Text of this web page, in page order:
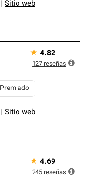
Sitio web
Sitio web
Premiado
★ 4.82
127 reseñas
★ 4.69
245 reseñas